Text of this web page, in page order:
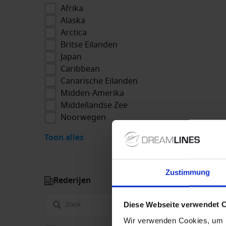
Zustimmung
Diese Webseite verwendet
Wir verwenden Cookies,
Afrika
Alaska
Arctica
Britse Eilanden
Japan
Caribbean
Canarische Eilanden
Midden-Amerika
Middellandse Zee
Noorwegen
Toon alles
Rederijen